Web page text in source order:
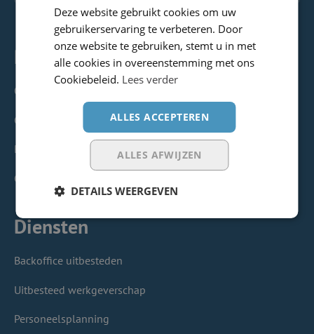
Payingit
Over ons
Geschiedenis
Blog
Contact
Diensten
Backoffice uitbesteden
Uitbesteed werkgeverschap
Personeelsplanning
Deze website gebruikt cookies om uw
gebruikerservaring te verbeteren. Door
onze website te gebruiken, stemt u in met
alle cookies in overeenstemming met ons
Cookiebeleid. Lees verder
ALLES ACCEPTEREN
ALLES AFWIJZEN
DETAILS WEERGEVEN